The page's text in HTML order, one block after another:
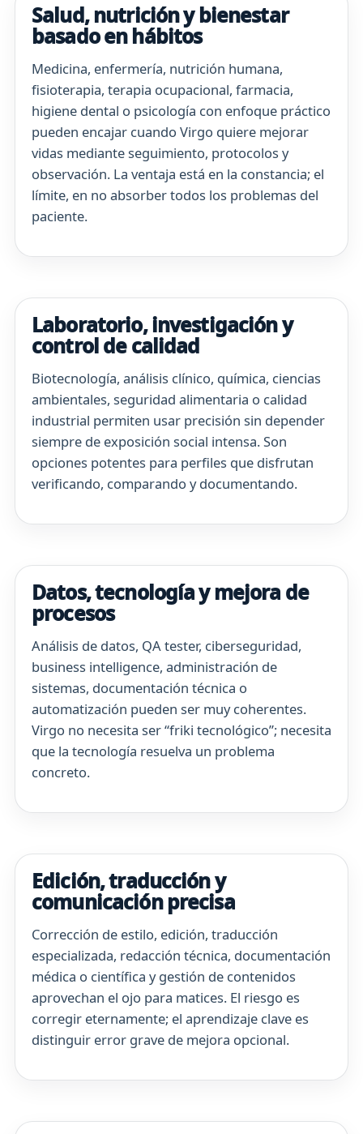
Salud, nutrición y bienestar
basado en hábitos
Medicina, enfermería, nutrición humana,
fisioterapia, terapia ocupacional, farmacia,
higiene dental o psicología con enfoque práctico
pueden encajar cuando Virgo quiere mejorar
vidas mediante seguimiento, protocolos y
observación. La ventaja está en la constancia; el
límite, en no absorber todos los problemas del
paciente.
Laboratorio, investigación y
control de calidad
Biotecnología, análisis clínico, química, ciencias
ambientales, seguridad alimentaria o calidad
industrial permiten usar precisión sin depender
siempre de exposición social intensa. Son
opciones potentes para perfiles que disfrutan
verificando, comparando y documentando.
Datos, tecnología y mejora de
procesos
Análisis de datos, QA tester, ciberseguridad,
business intelligence, administración de
sistemas, documentación técnica o
automatización pueden ser muy coherentes.
Virgo no necesita ser “friki tecnológico”; necesita
que la tecnología resuelva un problema
concreto.
Edición, traducción y
comunicación precisa
Corrección de estilo, edición, traducción
especializada, redacción técnica, documentación
médica o científica y gestión de contenidos
aprovechan el ojo para matices. El riesgo es
corregir eternamente; el aprendizaje clave es
distinguir error grave de mejora opcional.